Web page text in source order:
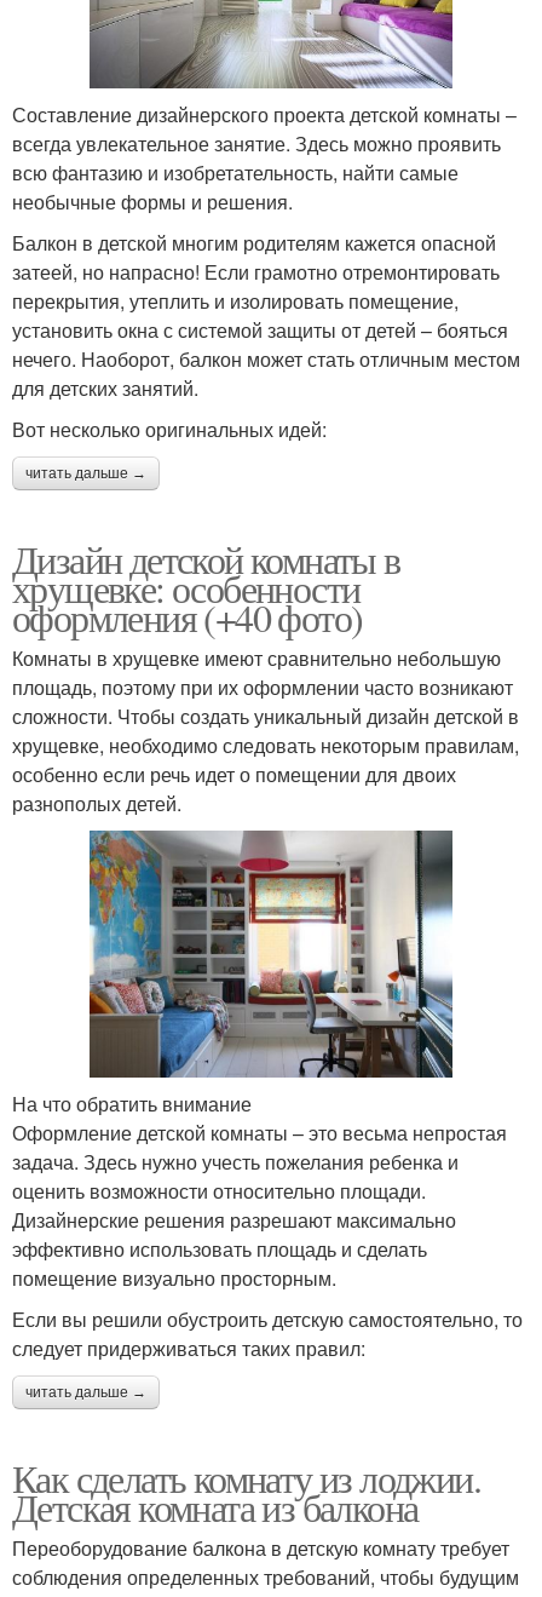
Составление дизайнерского проекта детской комнаты –
всегда увлекательное занятие. Здесь можно проявить
всю фантазию и изобретательность, найти самые
необычные формы и решения.
Балкон в детской многим родителям кажется опасной
затеей, но напрасно! Если грамотно отремонтировать
перекрытия, утеплить и изолировать помещение,
установить окна с системой защиты от детей – бояться
нечего. Наоборот, балкон может стать отличным местом
для детских занятий.
Вот несколько оригинальных идей:
читать дальше →
Дизайн детской комнаты в
хрущевке: особенности
оформления (+40 фото)
Комнаты в хрущевке имеют сравнительно небольшую
площадь, поэтому при их оформлении часто возникают
сложности. Чтобы создать уникальный дизайн детской в
хрущевке, необходимо следовать некоторым правилам,
особенно если речь идет о помещении для двоих
разнополых детей.
На что обратить внимание
Оформление детской комнаты – это весьма непростая
задача. Здесь нужно учесть пожелания ребенка и
оценить возможности относительно площади.
Дизайнерские решения разрешают максимально
эффективно использовать площадь и сделать
помещение визуально просторным.
Если вы решили обустроить детскую самостоятельно, то
следует придерживаться таких правил:
читать дальше →
Как сделать комнату из лоджии.
Детская комната из балкона
Переоборудование балкона в детскую комнату требует
соблюдения определенных требований, чтобы будущим